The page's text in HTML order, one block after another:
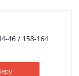
46 / 158-164